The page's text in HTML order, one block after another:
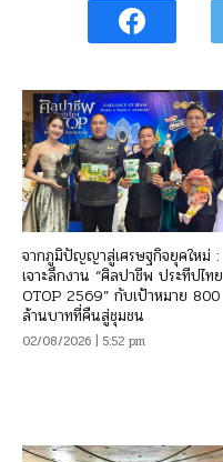
จากภูมิปัญญาสู่เศรษฐกิจยุคใหม่ :
เจาะลึกงาน “ศิลปาชีพ ประทีปไทย
OTOP 2569” กับเป้าหมาย 800
ล้านบาทที่คืนสู่ชุมชน
02/08/2026 | 5:52 pm